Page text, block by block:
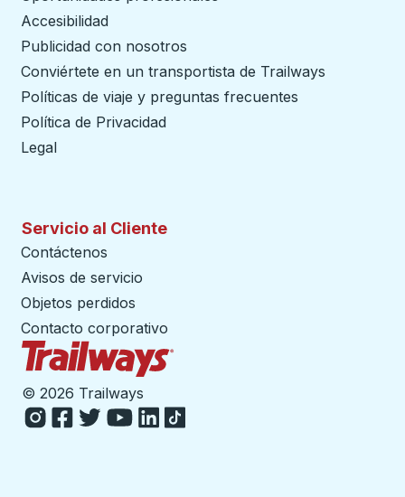
Accesibilidad
Publicidad con nosotros
Conviértete en un transportista de Trailways
Políticas de viaje y preguntas frecuentes
Política de Privacidad
Legal
Servicio al Cliente
Contáctenos
Avisos de servicio
Objetos perdidos
Contacto corporativo
© 2026 Trailways